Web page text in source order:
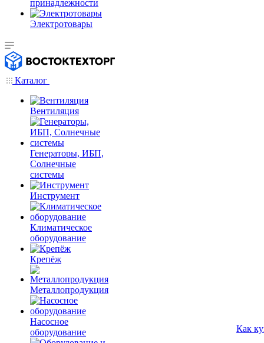
принадлежности
Электротовары
Каталог
Вентиляция
Генераторы, ИБП,
Солнечные
системы
Инструмент
Климатическое
оборудование
Крепёж
Металлопродукция
Насосное
оборудование
Как